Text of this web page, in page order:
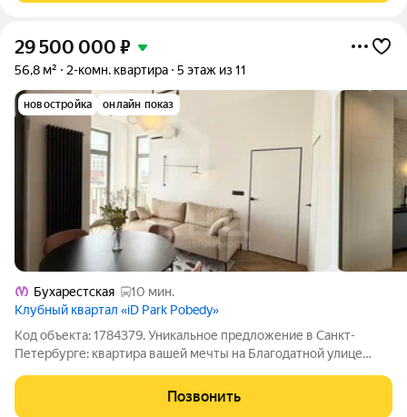
29 500 000 ₽
56,8 м² 2-комн. квартира 5 этаж из 11
новостройка онлайн показ
Бухарестская
10 мин.
Клубный квартал «iD Park Pobedy»
Код объекта: 1784379. Уникальное предложение в Санкт-
Петербурге: квартира вашей мечты на Благодатной улице
двухкомнатную квартиру площадью 56,8 кв. м на Благодатной
улице, 50 в Санкт-Петербурге. Квартира
Позвонить